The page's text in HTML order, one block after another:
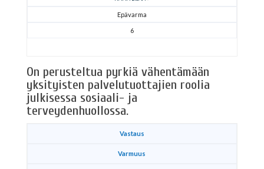
Epävarma
6
On perusteltua pyrkiä vähentämään
yksityisten palvelutuottajien roolia
julkisessa sosiaali- ja
terveydenhuollossa.
Vastaus
Varmuus